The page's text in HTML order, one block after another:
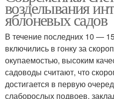
возделывания
яблоневых садов
В течение последних 10 —
включились в гонку за
окупаемостью, высоким
садоводы считают, что
достигается в первую
слаборослых подвоев,